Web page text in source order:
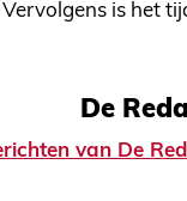
is het
De
van De